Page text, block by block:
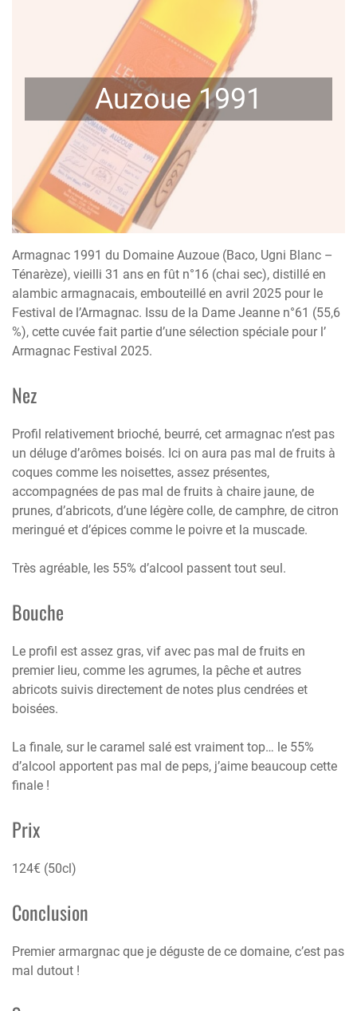
Auzoue 1991
Armagnac 1991 du Domaine Auzoue (Baco, Ugni Blanc –
Ténarèze), vieilli 31 ans en fût n°16 (chai sec), distillé en
alambic armagnacais, embouteillé en avril 2025 pour le
Festival de l’Armagnac. Issu de la Dame Jeanne n°61 (55,6
%), cette cuvée fait partie d’une sélection spéciale pour l’
Armagnac Festival 2025.
Nez
Profil relativement brioché, beurré, cet armagnac n’est pas
un déluge d’arômes boisés. Ici on aura pas mal de fruits à
coques comme les noisettes, assez présentes,
accompagnées de pas mal de fruits à chaire jaune, de
prunes, d’abricots, d’une légère colle, de camphre, de citron
meringué et d’épices comme le poivre et la muscade.
Très agréable, les 55% d’alcool passent tout seul.
Bouche
Le profil est assez gras, vif avec pas mal de fruits en
premier lieu, comme les agrumes, la pêche et autres
abricots suivis directement de notes plus cendrées et
boisées.
La finale, sur le caramel salé est vraiment top… le 55%
d’alcool apportent pas mal de peps, j’aime beaucoup cette
finale !
Prix
124€ (50cl)
Conclusion
Premier armargnac que je déguste de ce domaine, c’est pas
mal dutout !